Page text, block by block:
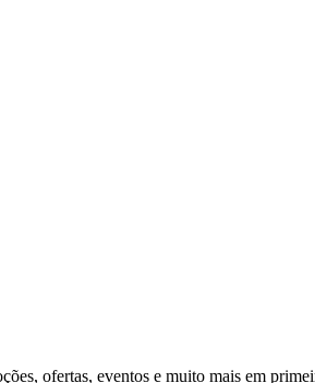
ofertas, eventos e muito mais em